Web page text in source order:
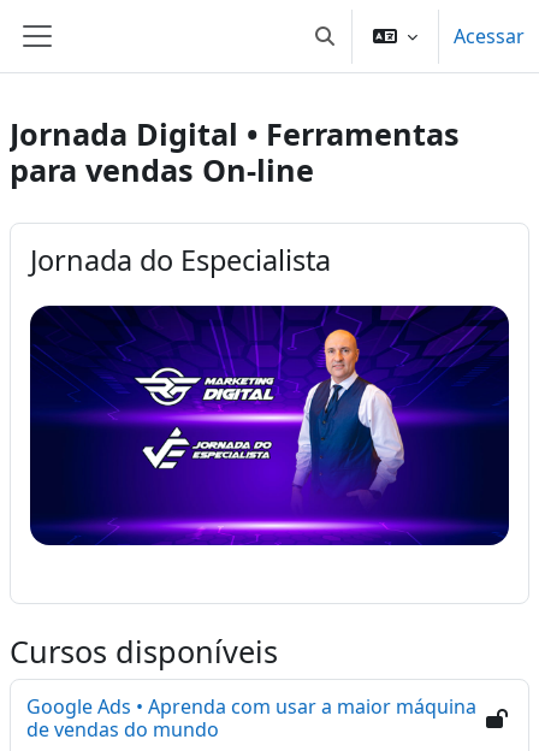
Painel lateral Alternar entrada deAcessar
Jornada Digital • Ferramentas
para vendas On-line
Jornada do Especialista
Cursos disponíveis
Google Ads • Aprenda com usar a maior máquina
de vendas do mundo